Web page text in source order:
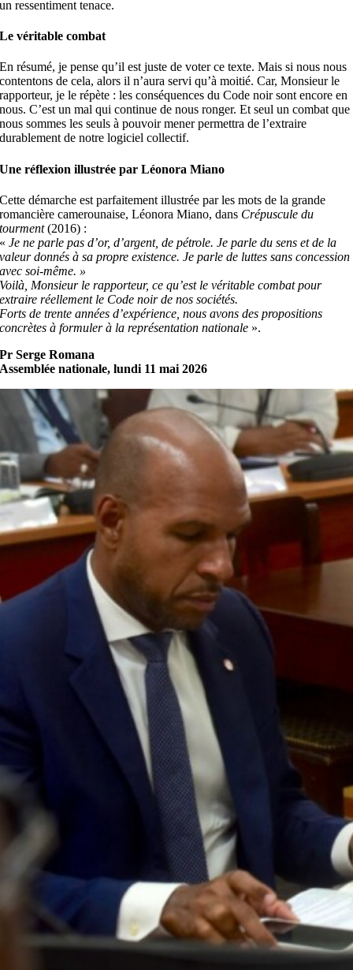
un ressentiment tenace.
Le véritable combat
En résumé, je pense qu’il est juste de voter ce texte. Mais si nous nous
contentons de cela, alors il n’aura servi qu’à moitié. Car, Monsieur le
rapporteur, je le répète : les conséquences du Code noir sont encore en
nous. C’est un mal qui continue de nous ronger. Et seul un combat que
nous sommes les seuls à pouvoir mener permettra de l’extraire
durablement de notre logiciel collectif.
Une réflexion illustrée par Léonora Miano
Cette démarche est parfaitement illustrée par les mots de la grande
romancière camerounaise, Léonora Miano, dans Crépuscule du
tourment(2016) :
«Je ne parle pas d’or, d’argent, de pétrole. Je parle du sens et de la
valeur donnés à sa propre existence. Je parle de luttes sans concession
avec soi-même. »
Voilà, Monsieur le rapporteur, ce qu’est le véritable combat pour
extraire réellement le Code noir de nos sociétés.
Forts de trente années d’expérience, nous avons des propositions
concrètes à formuler à la représentation nationale ».
Pr Serge Romana
Assembléenationale, lundi 11 mai 2026